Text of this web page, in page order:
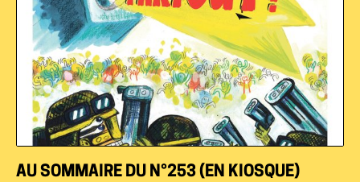
AU SOMMAIRE DU N°253 (EN KIOSQUE)